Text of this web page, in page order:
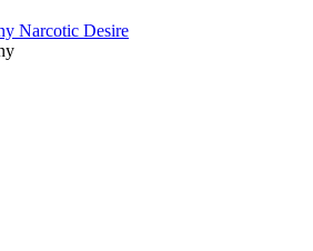
Narcotic Desire